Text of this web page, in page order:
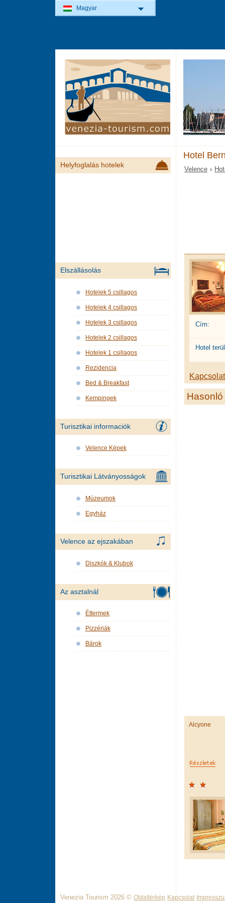
Hotel
Velence ›
Cím:
Hotel
Alcyone
Helyfoglalás hotelek
Elszállásolás
Hotelek 5 csillagos
Hotelek 4 csillagos
Hotelek 3 csillagos
Hotelek 2 csillagos
Hotelek 1 csillagos
Rezidencia
Bed & Breakfast
Kempingek
Turisztikai informaciók
Velence Képek
Turisztikai Látványosságok
Múzeumok
Egyház
Velence az ejszakában
Diszkók & Klubok
Az asztalnál
Éttermek
Pizzériák
Bárok
Venezia Tourism 2026 © Oldaltérkép Kapcsolat
Magyar